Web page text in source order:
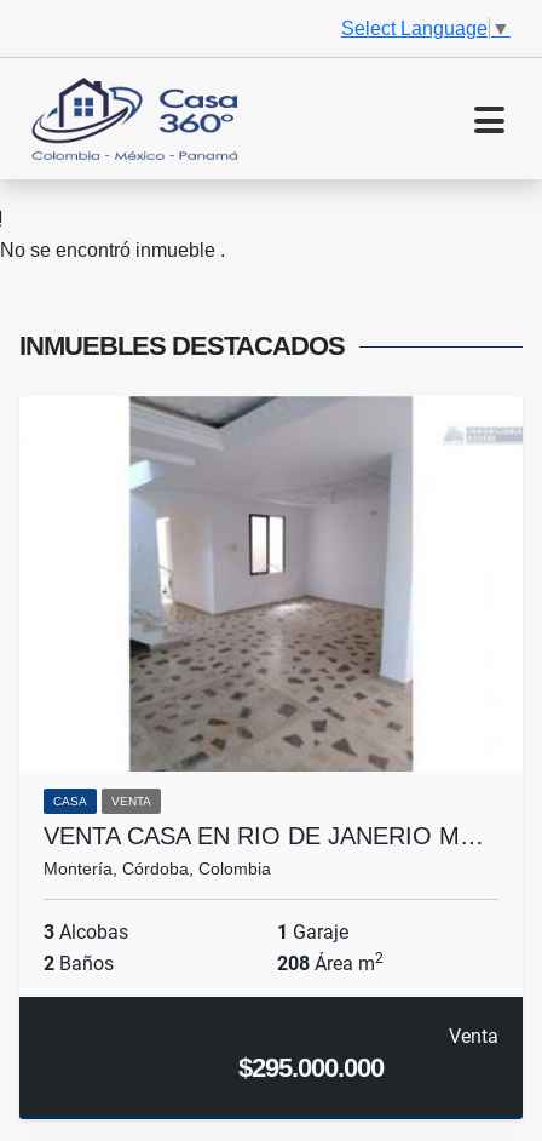
Select Language ▼
No se encontró inmueble .
INMUEBLES DESTACADOS
CASA VENTA
VENTA CASA EN RIO DE JANERIO M…
Montería, Córdoba, Colombia
3 Alcobas 1 Garaje
2 Baños 208 Área m2
Venta
$295.000.000